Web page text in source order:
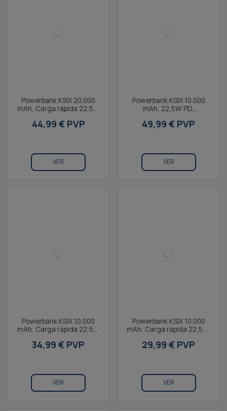
Powerbank KSIX 20.000
mAh, Carga rápida 22,5W
PD, Carga simultánea,
Cable Convertible...
44,99 € PVP
VER
Powerbank KSIX 10.000
mAh, 22,5W PD,
magnética Apple® y
49,99 € PVP
VER
Powerbank KSIX 10.000
mAh, Carga rápida 22,5W
integrados USB-C y...
34,99 € PVP
VER
Powerbank KSIX 10.000
mAh, Carga rápida 22,5 W
PD, Carga simultánea,
Cable Convertible...
29,99 € PVP
VER